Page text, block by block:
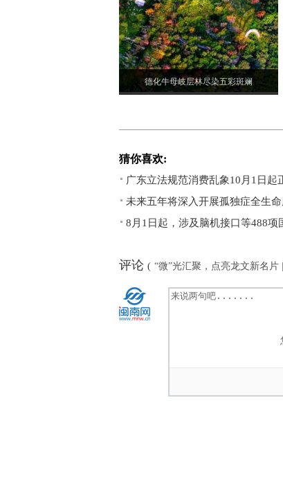
德化牛母岐层林尽染五彩斑斓
猜你喜欢:
广东立法规范消费乱象10月1日起
未来五年将深入开展孤独症全生
8月1日起，涉及脑机接口等488项
评论 ( “微”光汇聚，点亮龙文新名